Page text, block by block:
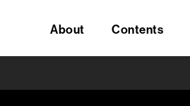
About Contents